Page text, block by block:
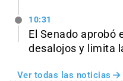
10:31
El Senado aprobó
desalojos y limita
Ver todas las noticias